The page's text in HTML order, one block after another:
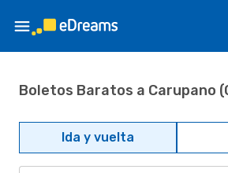
Boletos Baratos a Carupano
Ida y vuelta